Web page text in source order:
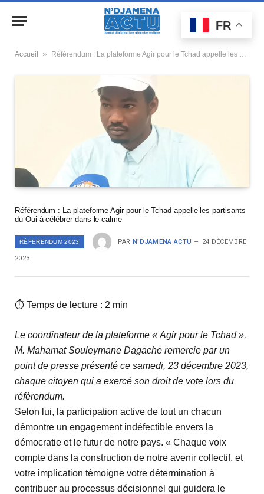
Accueil » Référendum : La plateforme Agir pour le Tchad appelle les partisants du Oui à célébrer dans le calme
Référendum : La plateforme Agir pour le Tchad appelle les partisants
du Oui à célébrer dans le calme
RÉFÉRENDUM 2023 PAR N'DJAMÉNA ACTU 24 DÉCEMBRE
2023
⏱ Temps de lecture : 2 min
Le coordinateur de la plateforme « Agir pour le Tchad »,
M. Mahamat Souleymane Dagache remercie par un
point de presse présenté ce samedi, 23 décembre 2023,
chaque citoyen qui a exercé son droit de vote lors du
référendum.
Selon lui, la participation active de tout un chacun
démontre un engagement indéfectible envers la
démocratie et le futur de notre pays. « Chaque voix
compte dans la construction de notre avenir collectif, et
votre implication témoigne votre détermination à
contribuer au processus décisionnel qui guidera le
FR